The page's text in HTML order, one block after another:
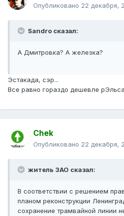
Опубликовано 22 декабря,
Sandro сказал:
А Дмитровка? А железка?
Эстакада, сэр...
Все равно гораздо дешевле
Chek
Опубликовано 22 декабря,
житель ЗАО сказал:
В соответствии с решением
планом реконструкции
сохранение трамвайной линии